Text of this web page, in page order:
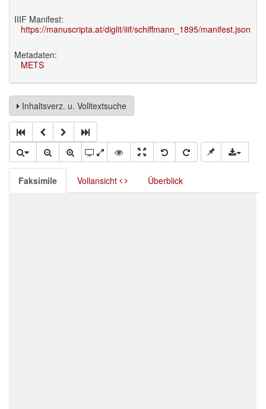
IIIF Manifest:
https://manuscripta.at/diglit/iiif/schiffmann_1895/manifest.json
Metadaten:
METS
Inhaltsverz. u. Volltextsuche
Faksimile Vollansicht Überblick